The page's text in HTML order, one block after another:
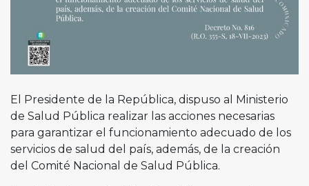
El Presidente de la República, dispuso al Ministerio
de Salud Pública realizar las acciones necesarias
para garantizar el funcionamiento adecuado de los
servicios de salud del país, además, de la creación
del Comité Nacional de Salud Pública.